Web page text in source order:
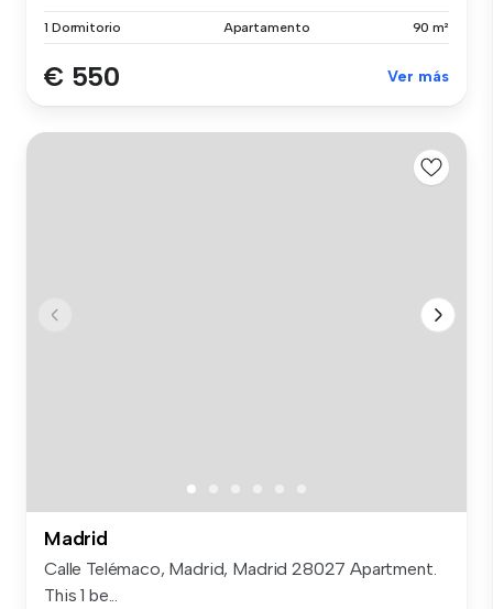
1 Dormitorio Apartamento 90 m²
€ 550 Ver más
Madrid
Calle Telémaco, Madrid, Madrid 28027 Apartment.
This 1 be...